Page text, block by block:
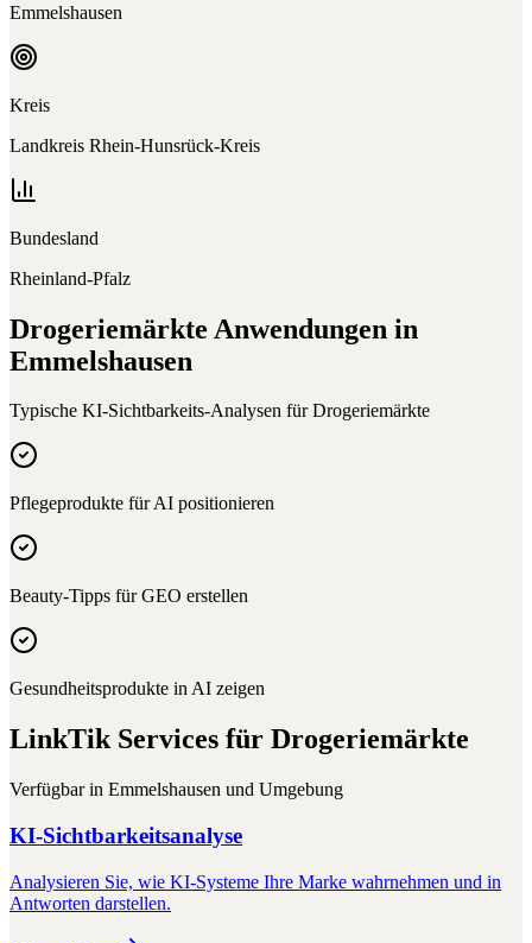
Emmelshausen
Kreis
Landkreis Rhein-Hunsrück-Kreis
Bundesland
Rheinland-Pfalz
Drogeriemärkte Anwendungen in
Emmelshausen
Typische KI-Sichtbarkeits-Analysen fürDrogeriemärkte
Pflegeprodukte für AI positionieren
Beauty-Tipps für GEO erstellen
Gesundheitsprodukte in AI zeigen
LinkTik Services für Drogeriemärkte
Verfügbar in Emmelshausen und Umgebung
KI-Sichtbarkeitsanalyse
Analysieren Sie, wie KI-Systeme Ihre Marke wahrnehmen und in
Antworten darstellen.